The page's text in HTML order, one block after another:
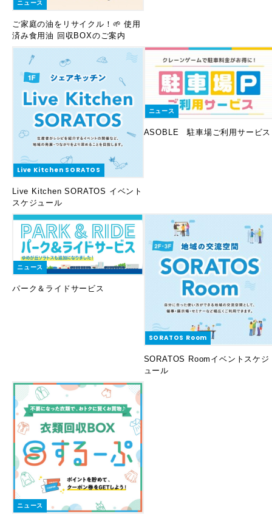
ニュース
ご家庭の油をリサイクル！🌱 使用
済み食用油 回収BOXのご案内
Live Kitchen SORATOS
Live Kitchen SORATOS イベント
スケジュール
ニュース
ASOBLE 駐車場ご利用サービス
ニュース
パーク＆ライドサービス
SORATOS Room
SORATOS Roomイベントスケジ
ュール
ニュース